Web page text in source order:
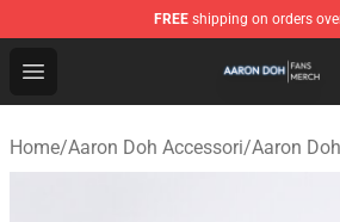
FREE shipping on orders
Open menu
Aaron Doh Shop - Official Aaron
Home/Aaron Doh Accessori/Aaron